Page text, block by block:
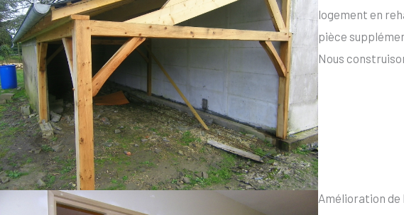
logement en
pièce
Nous
Amélioration